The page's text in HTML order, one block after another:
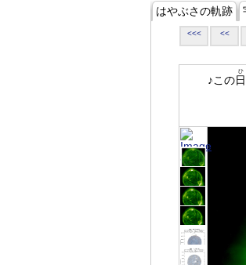
はやぶさの軌跡
<<< <<
♪この日
ひ